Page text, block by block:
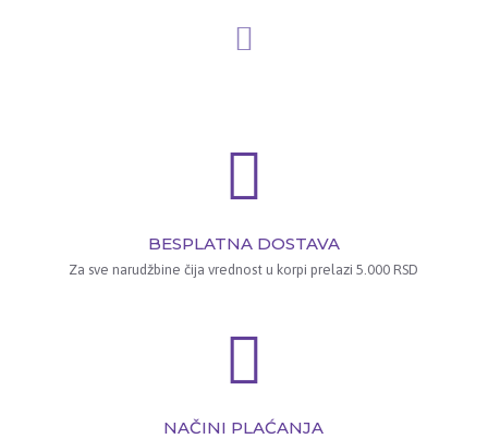
BESPLATNA DOSTAVA
Za sve narudžbine čija vrednost u korpi prelazi 5.000 RSD
NAČINI PLAĆANJA